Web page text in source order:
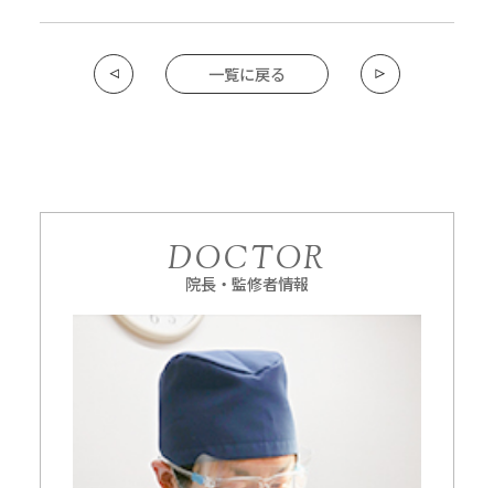
一覧に戻る
DOCTOR
院長・監修者情報